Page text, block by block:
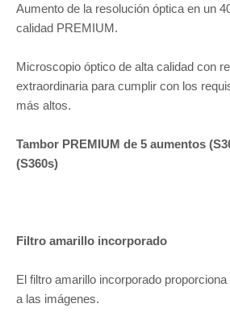
Aumento de la resolución óptica en un
calidad PREMIUM.
Microscopio óptico de alta calidad con
extraordinaria para cumplir con los
más altos.
Tambor PREMIUM de 5 aumentos
(S360s)
Filtro amarillo incorporado
El filtro amarillo incorporado
a las imágenes.